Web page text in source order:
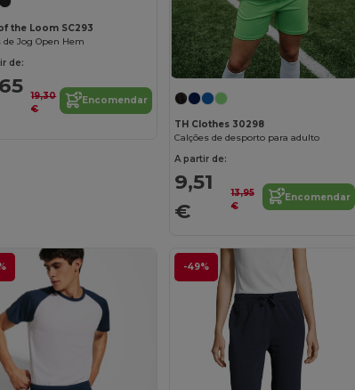
the Loom SC293
de Jog Open Hem
de:
19,30
€
Encomendar
TH Clothes 30298
Calções de desporto para adulto
A partir de:
9,51
€
13,95
€
Encomendar
-49%